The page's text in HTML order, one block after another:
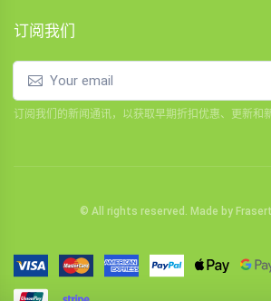
订阅我们
订阅我们的新闻通讯，以获取早期折扣优惠、更新和
© All rights reserved. Made by